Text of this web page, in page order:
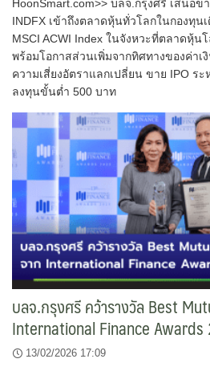
HoonSmart.com>> บลจ.กรุงศรี เสนอข
INDFX เข้าถึงตลาดหุ้นทั่วโลกในกองทุน
MSCI ACWI Index ในจังหวะที่ตลาดหุ้น
พร้อมโอกาสส่วนเพิ่มจากทิศทางของค่าเ
ความเสี่ยงอัตราแลกเปลี่ยน ขาย IPO ระ
ลงทุนขั้นต่ำ 500 บาท
บลจ.กรุงศรี คว้ารางวัล Best
International Finance
13/02/2026 17:09